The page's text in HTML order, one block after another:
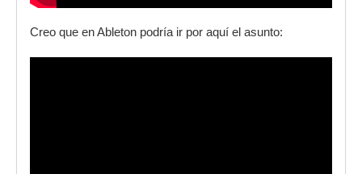
Creo que en Ableton podría ir por aquí el asunto: